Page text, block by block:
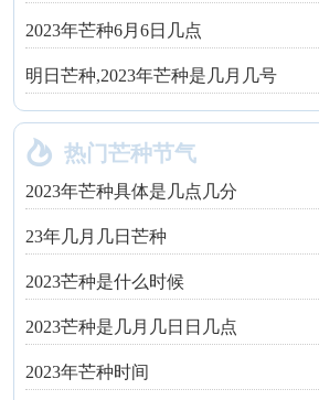
2023年芒种6月6日几点
明日芒种,2023年芒种是几月几号
 热门芒种节气
2023年芒种具体是几点几分
23年几月几日芒种
2023芒种是什么时候
2023芒种是几月几日日几点
2023年芒种时间